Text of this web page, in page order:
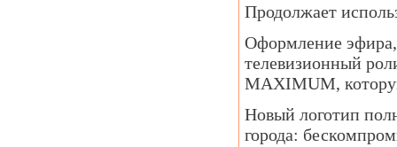
Продолжает
Оформление
телевизионный
MAXIMUM,
Новый логотип
города: